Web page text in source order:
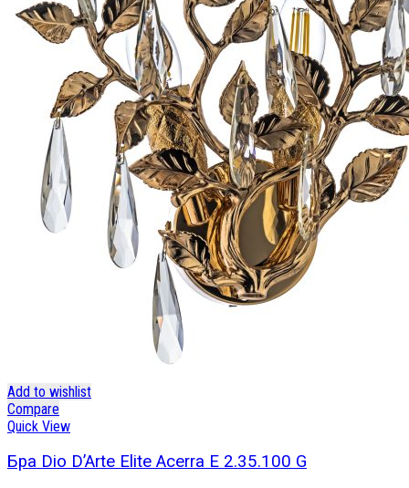
Add to wishlist
Compare
Quick View
Бра Dio D’Arte Elite Acerra E 2.35.100 G